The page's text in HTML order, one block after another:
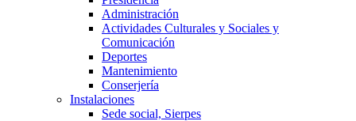
Administración
Actividades Culturales y Sociales y
Comunicación
Deportes
Mantenimiento
Conserjería
Instalaciones
Sede social, Sierpes